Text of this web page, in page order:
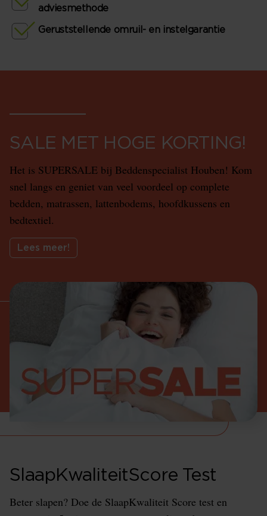
adviesmethode
Geruststellende omruil- en instelgarantie
SALE MET HOGE KORTING!
Het is SUPERSALE bij Beddenspecialist Houben! Kom
snel langs en geniet van veel voordeel op complete
bedden, matrassen, lattenbodems, hoofdkussens en
bedtextiel.
Lees meer!
SlaapKwaliteitScore Test
Beter slapen? Doe de SlaapKwaliteit Score test en